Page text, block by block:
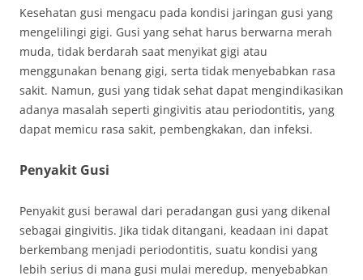
Kesehatan gusi mengacu pada kondisi jaringan gusi yang
mengelilingi gigi. Gusi yang sehat harus berwarna merah
muda, tidak berdarah saat menyikat gigi atau
menggunakan benang gigi, serta tidak menyebabkan rasa
sakit. Namun, gusi yang tidak sehat dapat mengindikasikan
adanya masalah seperti gingivitis atau periodontitis, yang
dapat memicu rasa sakit, pembengkakan, dan infeksi.
Penyakit Gusi
Penyakit gusi berawal dari peradangan gusi yang dikenal
sebagai gingivitis. Jika tidak ditangani, keadaan ini dapat
berkembang menjadi periodontitis, suatu kondisi yang
lebih serius di mana gusi mulai meredup, menyebabkan